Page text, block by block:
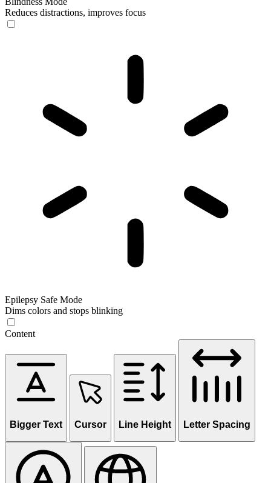
Reduces distractions, improves focus
Epilepsy Safe Mode
Dims colors and stops blinking
Content
Bigger Text Cursor Line Height Letter Spacing